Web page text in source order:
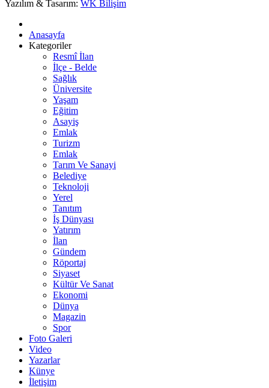
Yazılım & Tasarım: WK Bilişim
Anasayfa
Kategoriler
Resmî İlan
İlçe - Belde
Sağlık
Üniversite
Yaşam
Eğitim
Asayiş
Emlak
Turizm
Emlak
Tarım Ve Sanayi
Belediye
Teknoloji
Yerel
Tanıtım
İş Dünyası
Yatırım
İlan
Gündem
Röportaj
Siyaset
Kültür Ve Sanat
Ekonomi
Dünya
Magazin
Spor
Foto Galeri
Video
Yazarlar
Künye
İletişim